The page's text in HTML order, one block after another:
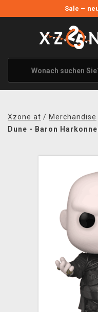
Sale –
ANGEBOTE
ALLE MARKEN
XZONE ORIGINALS
KLEIDUNG &
BÜCHER & COMICS
Xzone.at / Merchandise
Dune - Baron